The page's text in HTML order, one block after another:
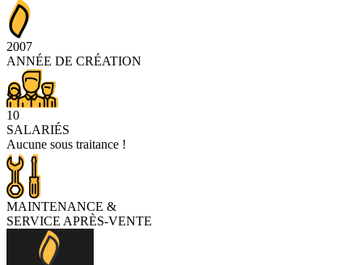
2007
ANNÉE DE CRÉATION
10
SALARIÉS
Aucune sous traitance !
MAINTENANCE &
SERVICE APRÈS-VENTE